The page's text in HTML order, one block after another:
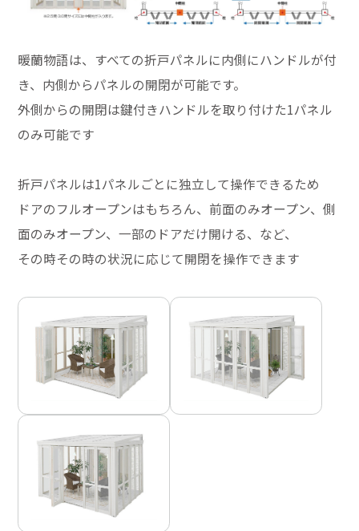
暖蘭物語は、すべての折戸パネルに内側にハンドルが付
き、内側からパネルの開閉が可能です。
外側からの開閉は鍵付きハンドルを取り付けた1パネル
のみ可能です
折戸パネルは1パネルごとに独立して操作できるため
ドアのフルオープンはもちろん、前面のみオープン、側
面のみオープン、一部のドアだけ開ける、など、
その時その時の状況に応じて開閉を操作できます